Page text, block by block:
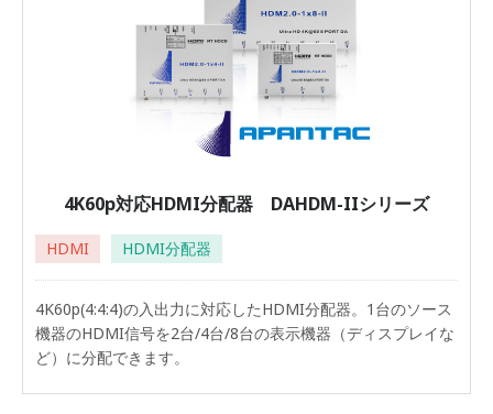
4K60p対応HDMI分配器 DAHDM-IIシリーズ
HDMI HDMI分配器
4K60p(4:4:4)の入出力に対応したHDMI分配器。1台のソース
機器のHDMI信号を2台/4台/8台の表示機器（ディスプレイな
ど）に分配できます。